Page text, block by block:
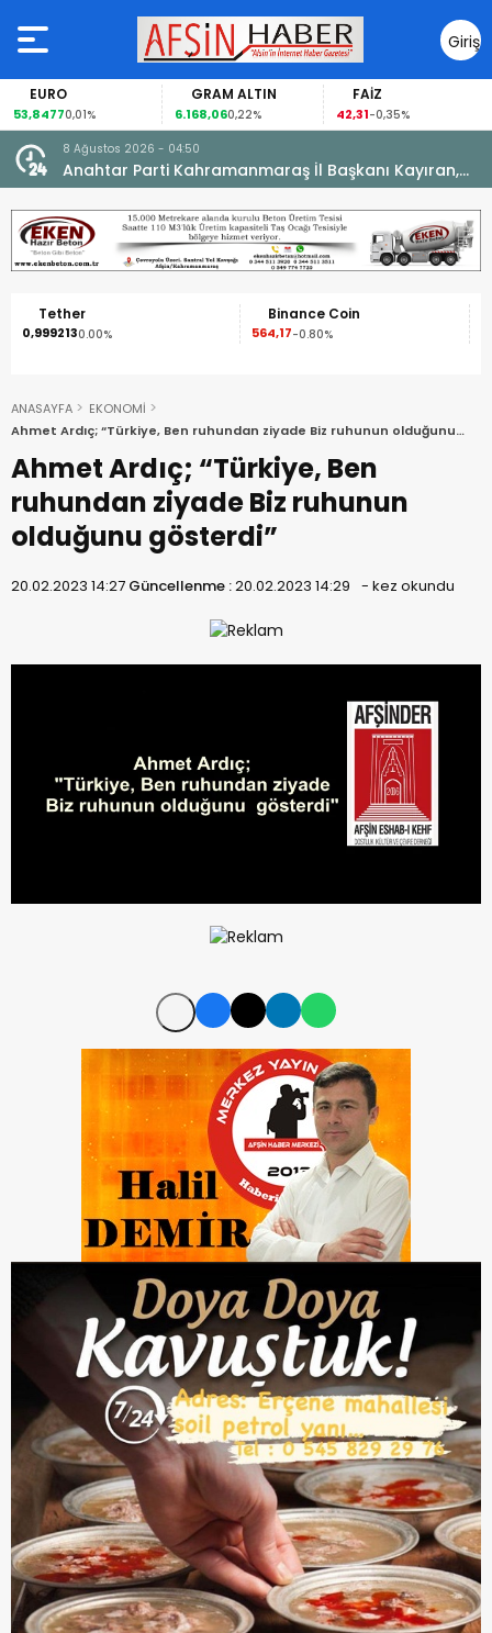
Giriş
Yap
6.168,06
FAİZ
42,31-0,35% 88,60
8 Ağustos 2026 - 04:50
Anahtar Parti Kahramanmaraş İl Başkanı Kayıran,
Afşin Teşkilatı ile buluştu.
564,17
XRP
1,09
ANASAYFA
EKONOMİ
Ahmet Ardıç; “Türkiye, Ben ruhundan ziyade Biz ruhunun olduğunu
gösterdi”
Ahmet Ardıç; “Türkiye, Ben
ruhundan ziyade Biz ruhunun
olduğunu gösterdi”
20.02.2023 14:27 Güncellenme :20.02.2023 14:29 - kez okundu